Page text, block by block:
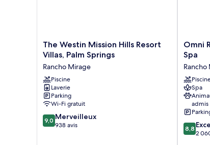
The
Westin
Mission
Hills
Resort
Villas,
Palm
Springs
Rancho
Mirage
The Westin Mission Hills Resort
Villas, Palm Springs
Rancho Mirage
Piscine
Laverie
Parking
Wi-Fi gratuit
9.0
sur
9,0 Merveilleux
938 avis
Omni
Rancho
Las
Palmas
Resort
&
Spa
Rancho
Mirage
Omni
Spa
Spa
admis
8.8
sur
8,8
2